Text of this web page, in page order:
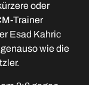
oder
Trainer
Esad Kahric
wie die